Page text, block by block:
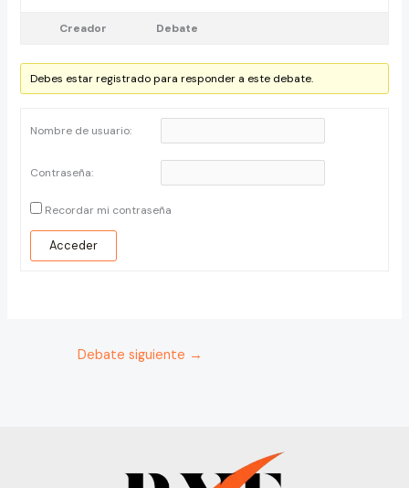
Creador Debate
Debes estar registrado para responder a este debate.
Nombre de usuario:
Contraseña:
Recordar mi contraseña
Acceder
Debate siguiente →